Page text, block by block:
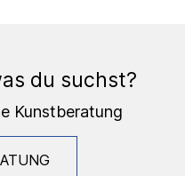
du suchst?
Kunstberatung